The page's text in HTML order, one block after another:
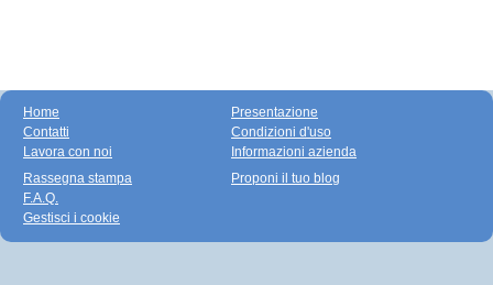
Home
Contatti
Lavora con noi
Presentazione
Condizioni d'uso
Informazioni azienda
Rassegna stampa
F.A.Q.
Gestisci i cookie
Proponi il tuo blog